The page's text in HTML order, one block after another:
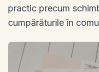
practic precum
cumpărăturile în